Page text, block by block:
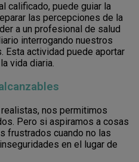
calificado, puede guiar la
las percepciones de la
a un profesional de salud
interrogando nuestros
Esta actividad puede aportar
vida diaria.
nos permitimos
Pero si aspiramos a cosas
frustrados cuando no las
en el lugar de